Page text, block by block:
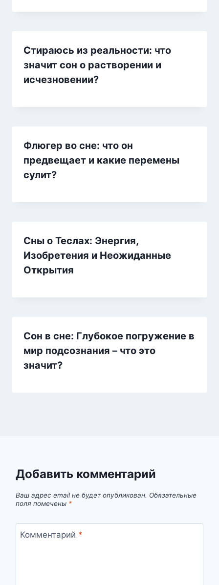
Стираюсь из реальности: что
значит сон о растворении и
исчезновении?
Флюгер во сне: что он
предвещает и какие перемены
сулит?
Сны о Теслах: Энергия,
Изобретения и Неожиданные
Открытия
Сон в сне: Глубокое погружение в
мир подсознания – что это
значит?
Добавить комментарий
Ваш адрес email не будет опубликован. Обязательные
поля помечены *
Комментарий *